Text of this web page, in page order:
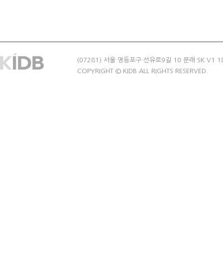
(07281) 서울 영등포구 선유로9길 10 문래 SK V1
COPYRIGHT © KIDB ALL RIGHTS RESERVED.